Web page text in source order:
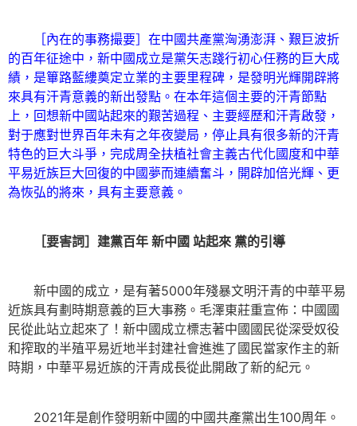
［內在的事務撮要］在中國共產黨洶湧澎湃、艱巨波折
的百年征途中，新中國成立是黨矢志踐行初心任務的巨大成
績，是篳路藍縷奠定立業的主要里程碑，是發明光輝開辟將
來具有汗青意義的新出發點。在本年這個主要的汗青節點
上，回想新中國站起來的艱苦過程、主要經歷和汗青啟發，
對于應對世界百年未有之年夜變局，停止具有很多新的汗青
特色的巨大斗爭，完成周全扶植社會主義古代化國度和中華
平易近族巨大回復的中國夢而連續奮斗，開辟加倍光輝、更
為恢弘的將來，具有主要意義。
［要害詞］建黨百年 新中國 站起來 黨的引導
新中國的成立，是有著5000年殘暴文明汗青的中華平易
近族具有劃時期意義的巨大事務。毛澤東莊重宣佈：中國國
民從此站立起來了！新中國成立標志著中國國民從深受奴役
和搾取的半殖平易近地半封建社會進進了國民當家作主的新
時期，中華平易近族的汗青成長從此開啟了新的紀元。
2021年是創作發明新中國的中國共產黨出生100周年。